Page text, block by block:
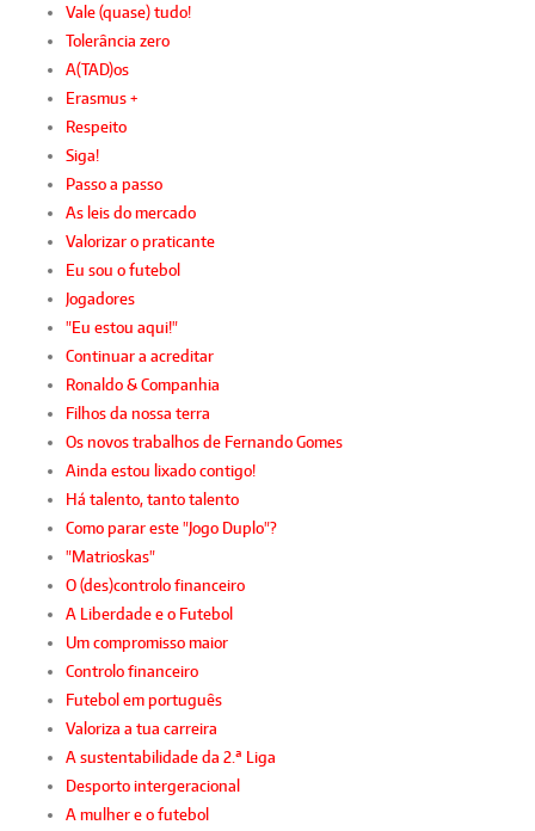
Vale (quase) tudo!
Tolerância zero
A(TAD)os
Erasmus +
Respeito
Siga!
Passo a passo
As leis do mercado
Valorizar o praticante
Eu sou o futebol
Jogadores
"Eu estou aqui!"
Continuar a acreditar
Ronaldo & Companhia
Filhos da nossa terra
Os novos trabalhos de Fernando Gomes
Ainda estou lixado contigo!
Há talento, tanto talento
Como parar este "Jogo Duplo"?
"Matrioskas"
O (des)controlo financeiro
A Liberdade e o Futebol
Um compromisso maior
Controlo financeiro
Futebol em português
Valoriza a tua carreira
A sustentabilidade da 2.ª Liga
Desporto intergeracional
A mulher e o futebol